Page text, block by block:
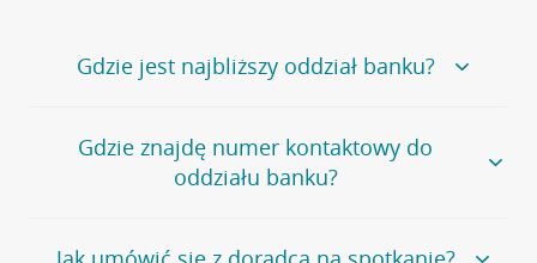
Gdzie jest najbliższy oddział banku?
Jeśli szukasz oddziału naszego banku, zapraszamy na
stronęPlacówki i bankomaty, na której znajduje się
wygodna wyszukiwarka.
oddziałów
Gdzie znajdę numer kontaktowy do
oddziału banku?
Bank Credit Agricole nie udostępnia ogólnego numeru